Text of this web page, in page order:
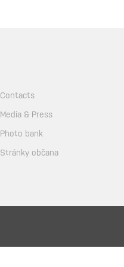
Contacts
Media & Press
Photo bank
Stránky občana